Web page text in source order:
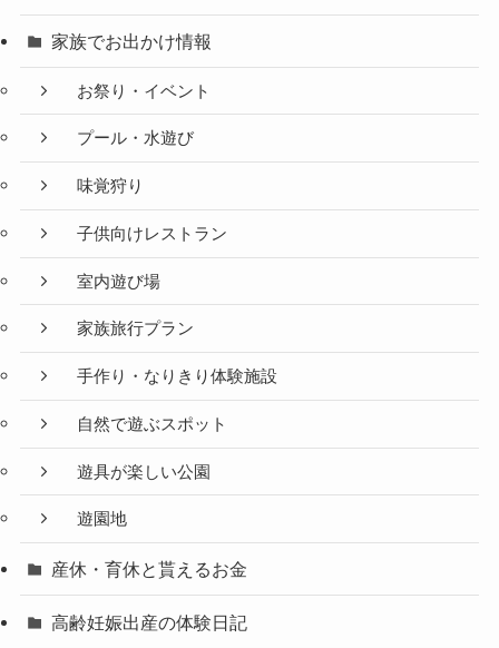
家族でお出かけ情報
お祭り・イベント
プール・水遊び
味覚狩り
子供向けレストラン
室内遊び場
家族旅行プラン
手作り・なりきり体験施設
自然で遊ぶスポット
遊具が楽しい公園
遊園地
産休・育休と貰えるお金
高齢妊娠出産の体験日記